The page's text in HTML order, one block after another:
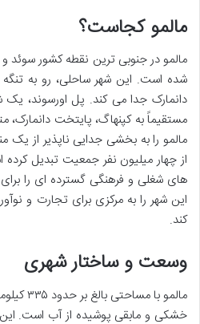
مالمو کجاست؟
شده است. این شهر ساحلی، رو به تنگه
دانمارک جدا می کند. پل اورسوند،
مستقیماً به کپنهاگ، پایتخت
مالمو را به بخشی جدایی ناپذیر از یک
از چهار میلیون نفر جمعیت تبدیل
های شغلی و فرهنگی گسترده ای را
این شهر را به مرکزی برای تجارت و
کند.
وسعت و ساختار شهری